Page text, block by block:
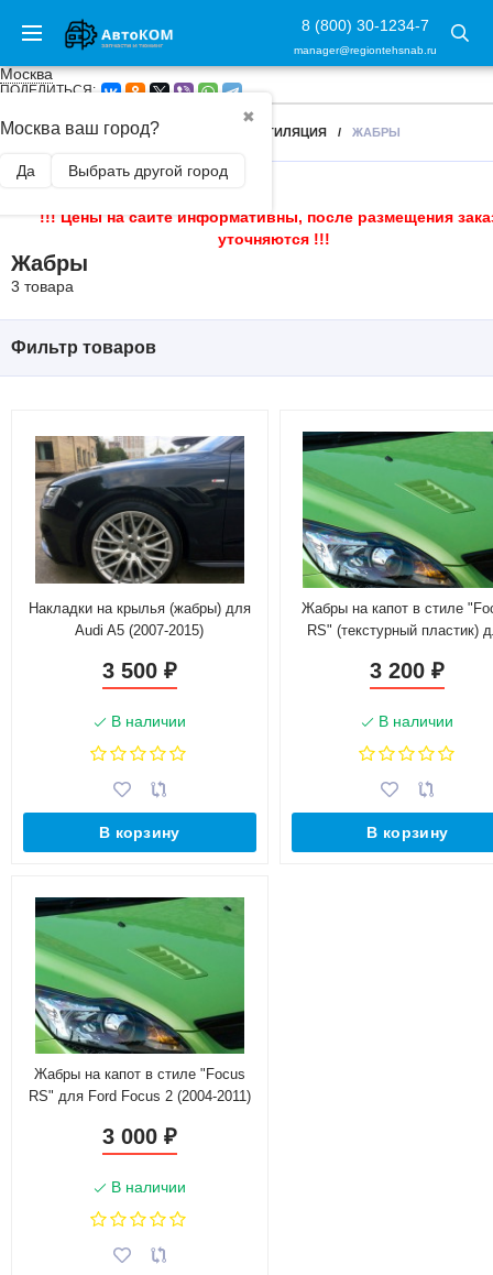
8 (800) 30-1234-7
manager@regiontehsnab.ru
Москва
✖
Москва ваш город?
Да Выбрать другой город
ПОДЕЛИТЬСЯ:
ГЛАВНАЯ / ВНЕШНИЙ ТЮНИНГ ВЕНТИЛЯЦИЯ / ЖАБРЫ
!!! Цены на сайте информативны, после размещения
уточняются !!!
Жабры
3 товара
Фильтр товаров
Накладки на крылья (жабры) для
Audi A5 (2007-2015)
3 500 ₽
В наличии
В корзину
Жабры на капот в стиле
RS" (текстурный пластик)
3 200₽
В наличии
В корзину
Жабры на капот в стиле "Focus
RS" для Ford Focus 2 (2004-2011)
3 000 ₽
В наличии